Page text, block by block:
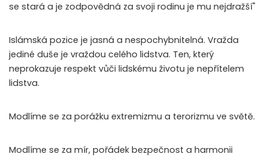
se stará a je zodpovědná za svoji rodinu je mu nejdražší"
Islámská pozice je jasná a nespochybnitelná. Vražda
jediné duše je vraždou celého lidstva. Ten, který
neprokazuje respekt vůči lidskému životu je nepřítelem
lidstva.
Modlíme se za porážku extremizmu a terorizmu ve světě.
Modlíme se za mír, pořádek bezpečnost a harmonii